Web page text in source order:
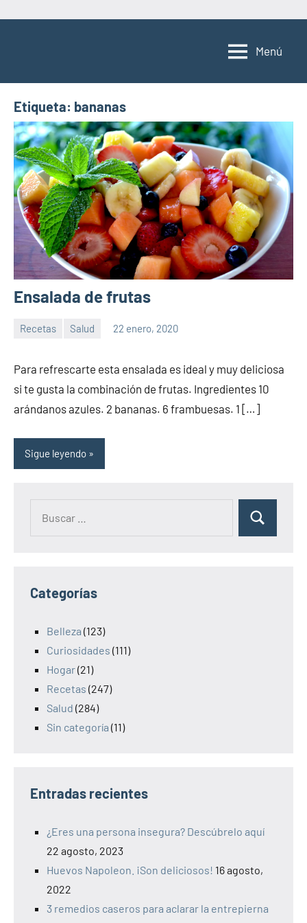
Menú
Etiqueta: bananas
Ensalada de frutas
Recetas Salud 22 enero, 2020
la
salud
comentarios
Para refrescarte esta ensalada es ideal y muy deliciosa
si te gusta la combinación de frutas. Ingredientes 10
arándanos azules. 2 bananas. 6 frambuesas. 1 […]
Sigue leyendo
Categorías
Belleza (123)
Curiosidades (111)
Hogar(21)
Recetas (247)
Salud (284)
Sin categoría (11)
Entradas recientes
¿Eres una persona insegura? Descúbrelo aquí
22 agosto, 2023
Huevos Napoleon. ¡Son deliciosos! 16 agosto,
2022
3 remedios caseros para aclarar la entrepierna